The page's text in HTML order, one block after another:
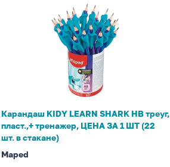
ЦЕНА
ЗА
ШТ
Карандаш KIDY LEARN SHARK НВ треуг,
пласт.,+ тренажер, ЦЕНА ЗА 1 ШТ (22
шт. в стакане)
Maped